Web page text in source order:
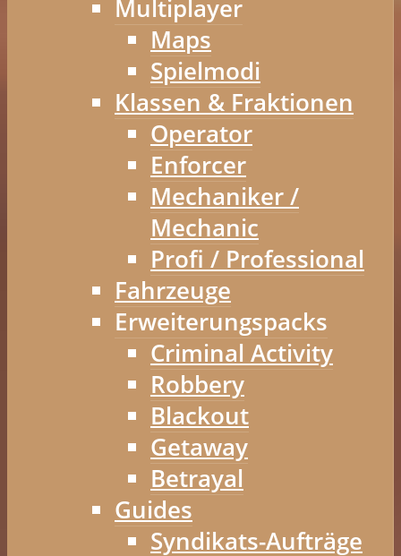
Multiplayer
Maps
Spielmodi
Klassen & Fraktionen
Operator
Enforcer
Mechaniker /
Mechanic
Profi / Professional
Fahrzeuge
Erweiterungspacks
Criminal Activity
Robbery
Blackout
Getaway
Betrayal
Guides
Syndikats-Aufträge